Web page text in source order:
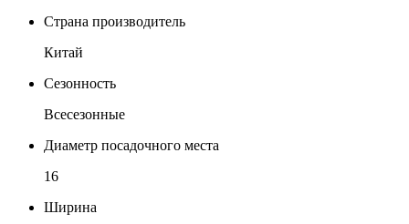
Страна производитель
Китай
Сезонность
Всесезонные
Диаметр посадочного места
16
Ширина